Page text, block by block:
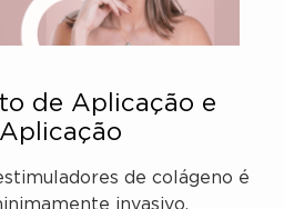
de Aplicação e
de colágeno é
invasivo,